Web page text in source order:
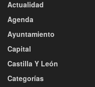
Actualidad
Agenda
Ayuntamiento
Capital
Castilla Y León
Categorías